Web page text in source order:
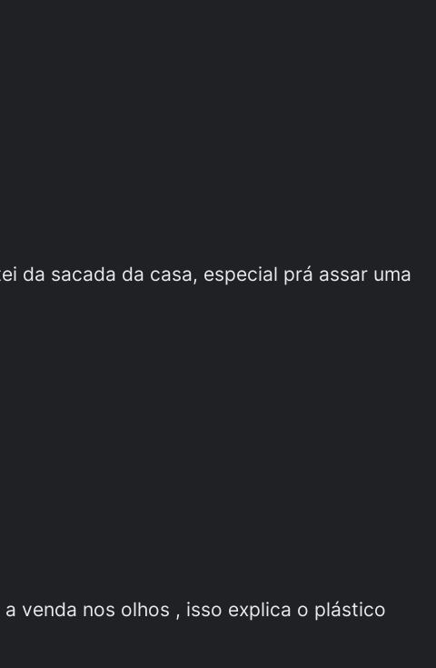
da sacada da casa, especial prá assar uma
venda nos olhos , isso explica o plástico